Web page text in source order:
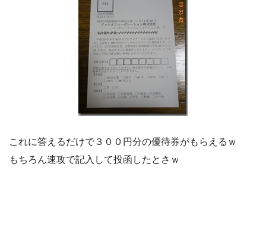
これに答えるだけで３００円分の優待券がもらえるｗ
もちろん速攻で記入して投函したとさｗ